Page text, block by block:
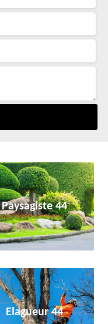
Paysagiste 44
Elagueur 44